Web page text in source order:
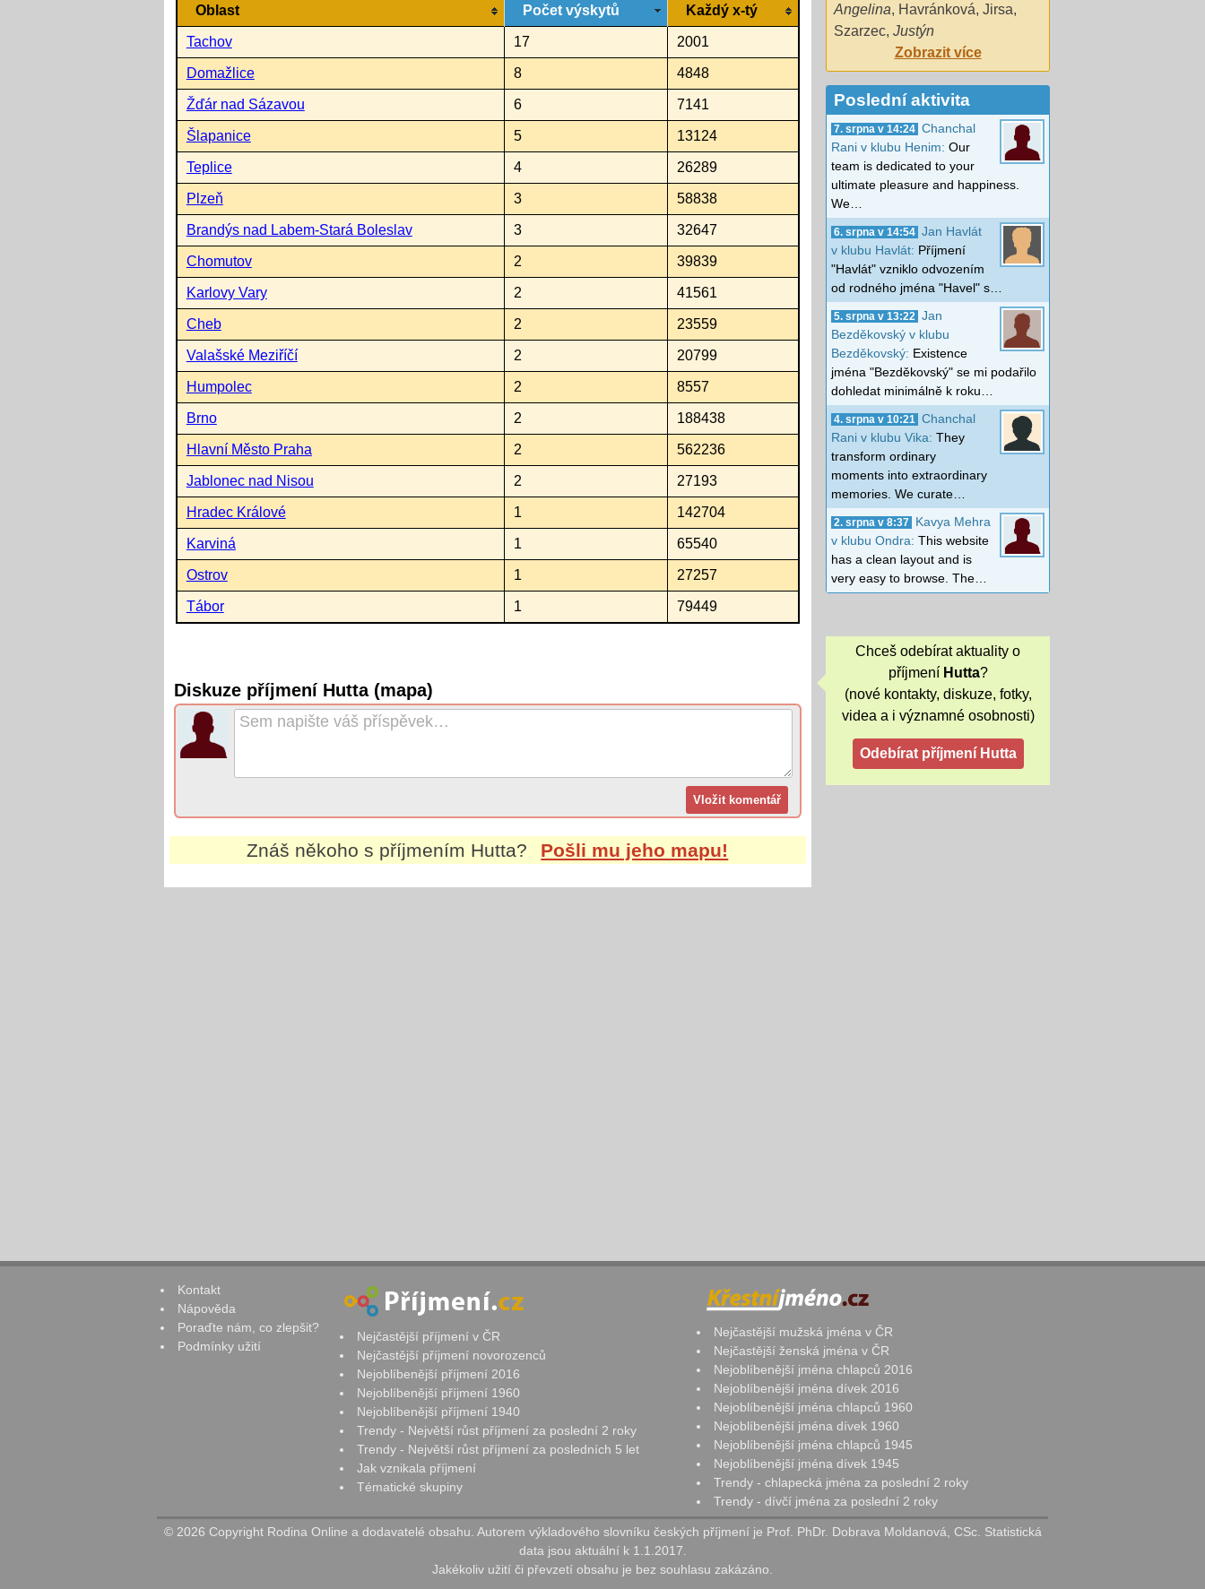
Oblast Počet výskytů Každý x-tý
Tachov 17 2001
Domažlice 8 4848
Žďár nad Sázavou 6 7141
Šlapanice 5 13124
Teplice 4 26289
Plzeň 3 58838
Brandýs nad Labem-Stará Boleslav 3 32647
Chomutov 2 39839
Karlovy Vary 2 41561
Cheb 2 23559
Valašské Meziříčí 2 20799
Humpolec 2 8557
Brno 2 188438
Hlavní Město Praha 2 562236
Jablonec nad Nisou 2 27193
Hradec Králové 1 142704
Karviná 1 65540
Ostrov 1 27257
Tábor 1 79449
Diskuze příjmení Hutta (mapa)
Znáš někoho s příjmením Hutta? Pošli mu jeho mapu!
Angelina, Havránková, Jirsa,
Szarzec, Justýn
Zobrazit více
Poslední aktivita
7. srpna v 14:24 Chanchal
Rani v klubu Henim: Our
team is dedicated to your
ultimate pleasure and happiness.
We…
6. srpna v 14:54 Jan Havlát
v klubu Havlát: Příjmení
"Havlát" vzniklo odvozením
od rodného jména "Havel" s…
5. srpna v 13:22
Jan
Bezděkovský v klubu
Bezděkovský: Existence
jména "Bezděkovský" se mi podařilo
dohledat minimálně k roku…
4. srpna v 10:21
Chanchal
Rani v klubu Vika: They
transform ordinary
moments into extraordinary
memories. We curate…
2. srpna v 8:37
Kavya Mehra
v klubu Ondra: This website
has a clean layout and is
very easy to browse. The…
Chceš odebírat aktuality o
příjmení Hutta?
(nové kontakty, diskuze, fotky,
videa a i významné osobnosti)
Kontakt
Nápověda
Poraďte nám, co zlepšit?
Podmínky užití
Nejčastější příjmení v ČR
Nejčastější příjmení novorozenců
Nejoblíbenější příjmení 2016
Nejoblíbenější příjmení 1960
Nejoblíbenější příjmení 1940
Trendy - Největší růst příjmení za poslední 2 roky
Trendy - Největší růst příjmení za posledních 5 let
Jak vznikala příjmení
Tématické skupiny
Nejčastější mužská jména v ČR
Nejčastější ženská jména v ČR
Nejoblíbenější jména chlapců 2016
Nejoblíbenější jména dívek 2016
Nejoblíbenější jména chlapců 1960
Nejoblíbenější jména dívek 1960
Nejoblíbenější jména chlapců 1945
Nejoblíbenější jména dívek 1945
Trendy - chlapecká jména za poslední 2 roky
Trendy - dívčí jména za poslední 2 roky
© 2026 Copyright Rodina Online a dodavatelé obsahu. Autorem výkladového slovníku českých příjmení je Prof. PhDr. Dobrava Moldanová, CSc. Statistická
data jsou aktuální k 1.1.2017.
Jakékoliv užití či převzetí obsahu je bez souhlasu zakázáno.